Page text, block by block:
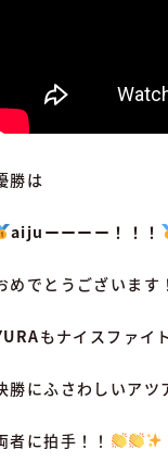
勝は
aiju ーーーー！！！
めでとうございます
もナイスファイ
勝にふさわしいアツ
者に拍手！！